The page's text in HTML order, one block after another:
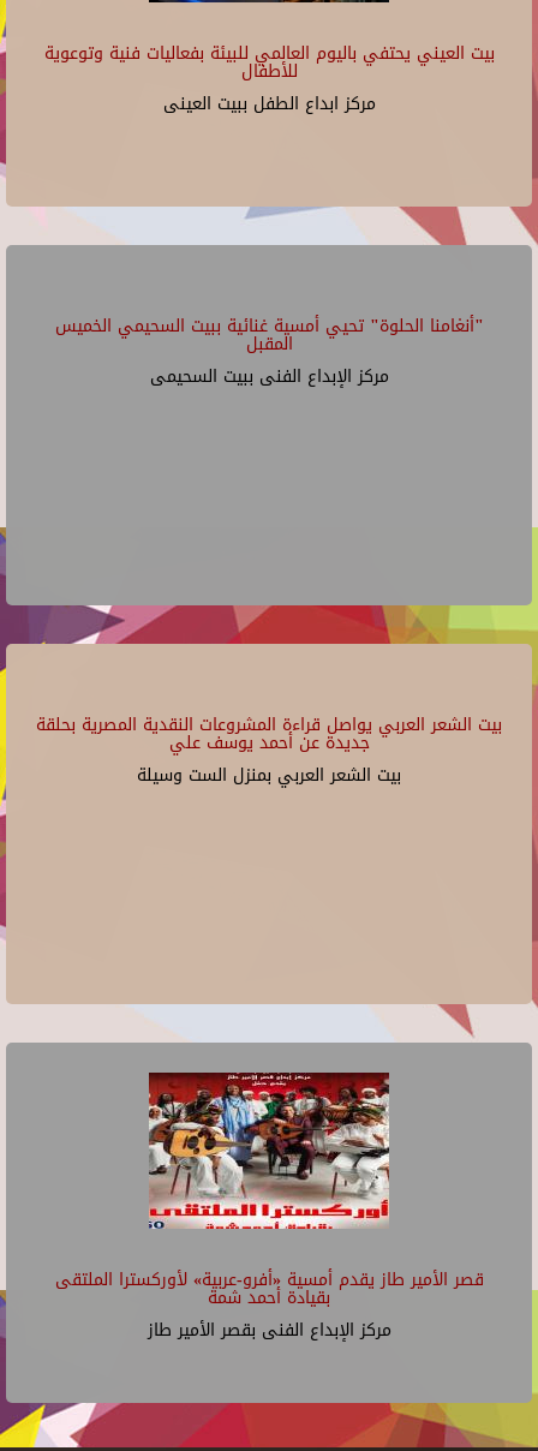
بيت العيني يحتفي باليوم العالمي للبيئة بفعاليات فنية وتوعوية
للأطفال
مركز ابداع الطفل ببيت العينى
"أنغامنا الحلوة" تحيي أمسية غنائية ببيت السحيمي الخميس
المقبل
مركز الإبداع الفنى ببيت السحيمى
بيت الشعر العربي يواصل قراءة المشروعات النقدية المصرية بحلقة
جديدة عن أحمد يوسف علي
بيت الشعر العربي بمنزل الست وسيلة
قصر الأمير طاز يقدم أمسية «أفرو-عربية» لأوركسترا الملتقى
بقيادة أحمد شمة
مركز الإبداع الفنى بقصر الأمير طاز